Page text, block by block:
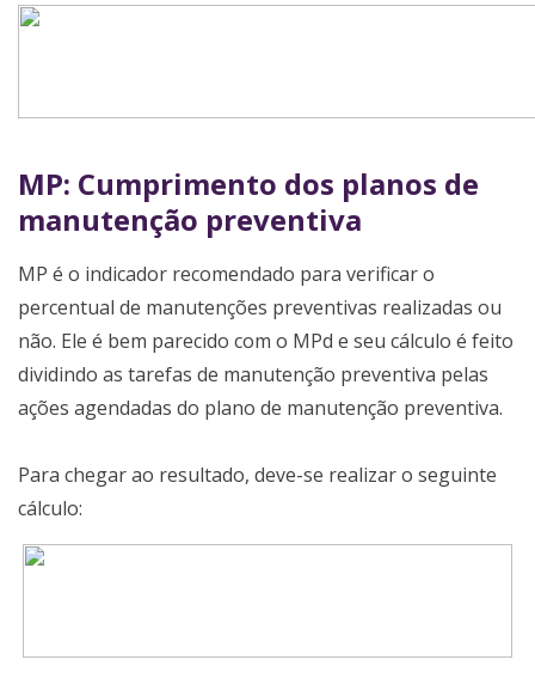
MP: Cumprimento dos planos de
manutenção preventiva
MP é o indicador recomendado para verificar o
percentual de manutenções preventivas realizadas ou
não. Ele é bem parecido com o MPd e seu cálculo é feito
dividindo as tarefas de manutenção preventiva pelas
ações agendadas do plano de manutenção preventiva.
Para chegar ao resultado, deve-se realizar o seguinte
cálculo: